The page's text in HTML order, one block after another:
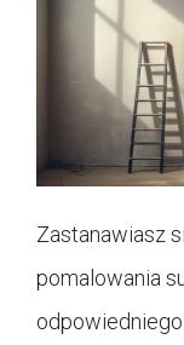
Zastanawiasz
pomalowania